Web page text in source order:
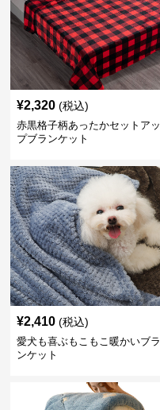
¥2,320 (税込)
赤黒格子柄あったかセットアッ
プブランケット
¥2,410 (税込)
愛犬も喜ぶもこもこ暖かいブラ
ンケット